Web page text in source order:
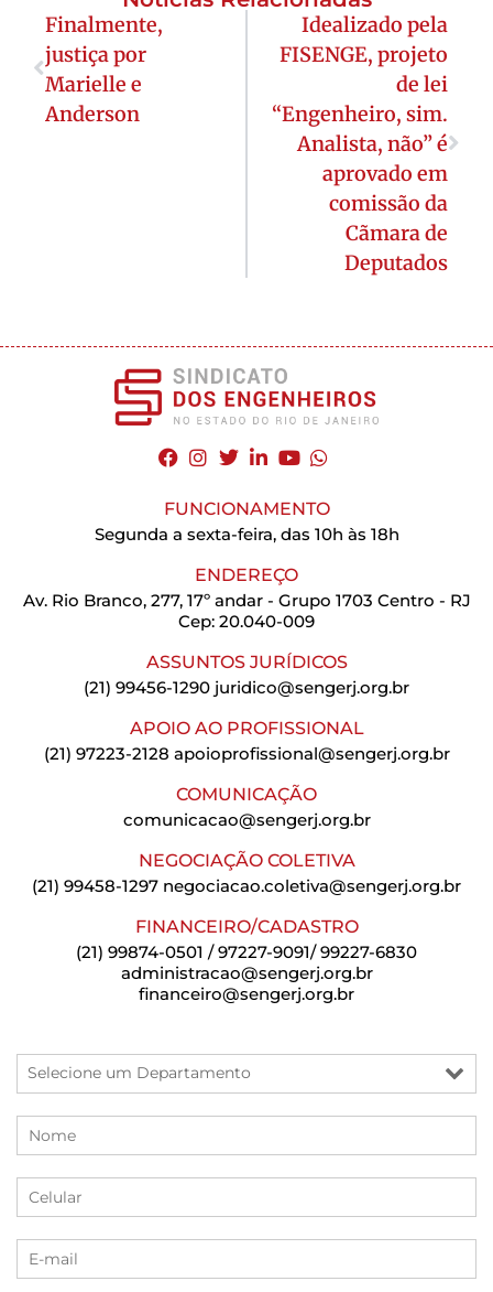
Finalmente,
justiça por
Marielle e
Anderson
Idealizado pela
FISENGE, projeto
de lei
“Engenheiro, sim.
Analista, não” é
aprovado em
comissão da
Cãmara de
Deputados
FUNCIONAMENTO
Segunda a sexta-feira, das 10h às 18h
ENDEREÇO
Av. Rio Branco, 277, 17º andar - Grupo 1703 Centro - RJ
Cep: 20.040-009
ASSUNTOS JURÍDICOS
(21) 99456-1290 juridico@sengerj.org.br
APOIO AO PROFISSIONAL
(21) 97223-2128 apoioprofissional@sengerj.org.br
COMUNICAÇÃO
comunicacao@sengerj.org.br
NEGOCIAÇÃO COLETIVA
(21) 99458-1297 negociacao.coletiva@sengerj.org.br
FINANCEIRO/CADASTRO
(21) 99874-0501 / 97227-9091/ 99227-6830
administracao@sengerj.org.br
financeiro@sengerj.org.br